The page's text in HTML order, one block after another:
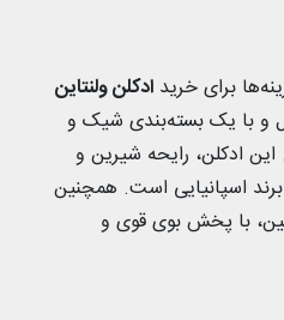
برای خرید ادکلن ولنتاین
در حجم ۹۰ میل و با یک بسته‌بندی شیک و
ادکلن، رایحه شیرین و
اسپانیایی است. همچنین
با پخش بوی قوی و